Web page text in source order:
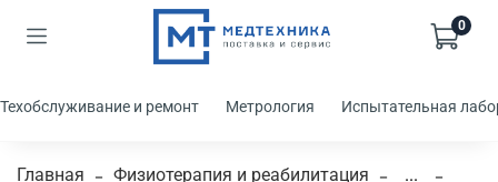
0
Техобслуживание и ремонт Метрология Испытательная
Главная Физиотерапия и реабилитация
...